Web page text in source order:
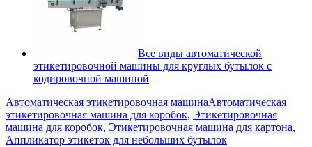
Все виды автоматической
этикетировочной машины для круглых бутылок с
кодировочной машиной
Автоматическая этикетировочная машинаАвтоматическая
этикетировочная машина для коробок, Этикетировочная
машина для коробок, Этикетировочная машина для картона,
Аппликатор этикеток для небольших бутылок